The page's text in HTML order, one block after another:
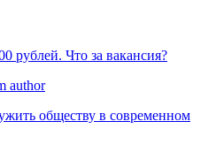
рублей. Что за вакансия?
author
обществу в современном